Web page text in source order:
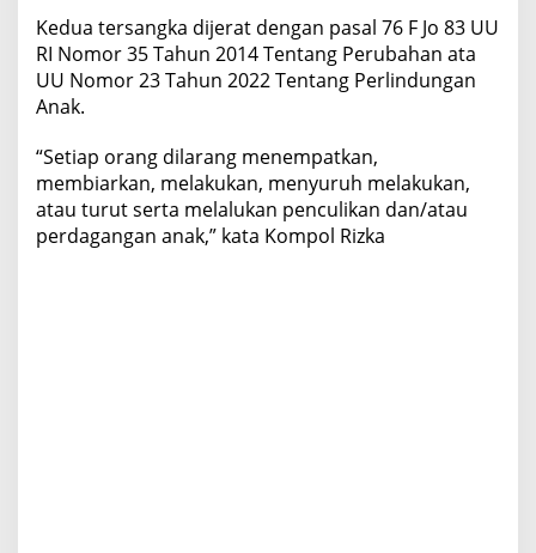
Kedua tersangka dijerat dengan pasal 76 F Jo 83 UU
RI Nomor 35 Tahun 2014 Tentang Perubahan ata
UU Nomor 23 Tahun 2022 Tentang Perlindungan
Anak.
“Setiap orang dilarang menempatkan,
membiarkan, melakukan, menyuruh melakukan,
atau turut serta melalukan penculikan dan/atau
perdagangan anak,” kata Kompol Rizka